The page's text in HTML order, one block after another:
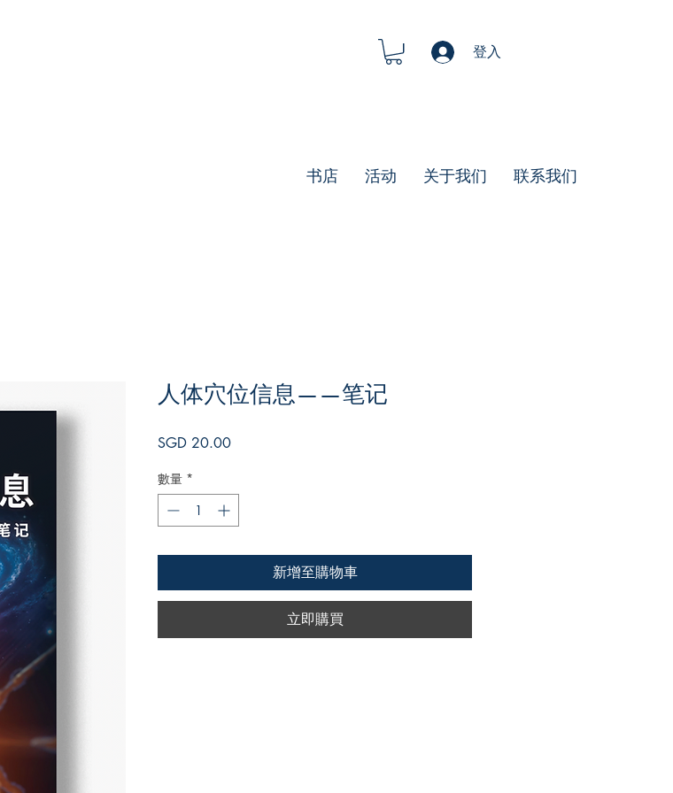
登入
书店 活动 关于我们 联系我们
人体穴位信息——笔记
SGD 20.00價
數量 *
新增至購物車
立即購買